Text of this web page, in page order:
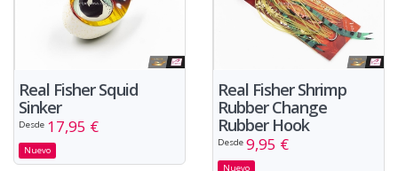
Real Fisher Squid
Sinker
Desde 17,95 €
Nuevo
Real Fisher Shrimp
Rubber Change
Rubber Hook
Desde 9,95 €
Nuevo